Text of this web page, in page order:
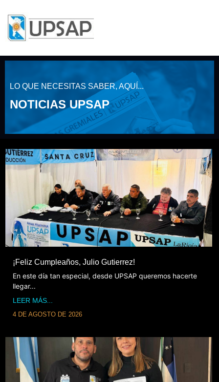
LO QUE NECESITAS SABER, AQUÍ...
NOTICIAS UPSAP
¡Feliz Cumpleaños, Julio Gutierrez!
En este día tan especial, desde UPSAP queremos hacerte
llegar...
LEER MÁS...
4 DE AGOSTO DE 2026